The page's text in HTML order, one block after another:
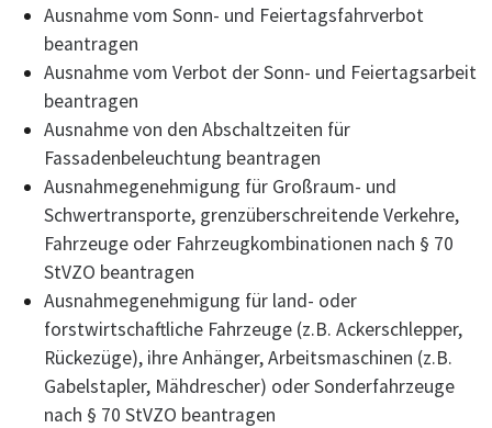
Ausnahme vom Sonn- und Feiertagsfahrverbot
beantragen
Ausnahme vom Verbot der Sonn- und Feiertagsarbeit
beantragen
Ausnahme von den Abschaltzeiten für
Fassadenbeleuchtung beantragen
Ausnahmegenehmigung für Großraum- und
Schwertransporte, grenzüberschreitende Verkehre,
Fahrzeuge oder Fahrzeugkombinationen nach § 70
StVZO beantragen
Ausnahmegenehmigung für land- oder
forstwirtschaftliche Fahrzeuge (z.B. Ackerschlepper,
Rückezüge), ihre Anhänger, Arbeitsmaschinen (z.B.
Gabelstapler, Mähdrescher) oder Sonderfahrzeuge
nach § 70 StVZO beantragen